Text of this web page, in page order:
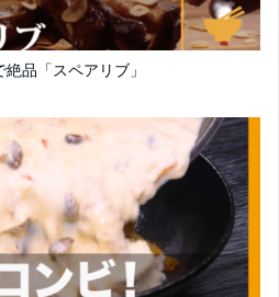
品「スペアリブ」